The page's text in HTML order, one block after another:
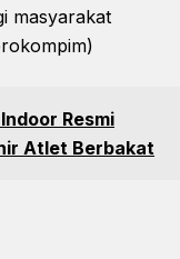
masyarakat
Resmi
Atlet Berbakat